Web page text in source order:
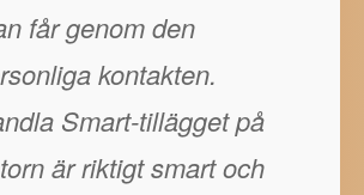
får genom den
kontakten.
Smart-tillägget på
är riktigt smart och